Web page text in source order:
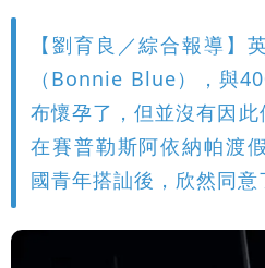
【劉育良／綜合報導】
（Bonnie Blue），與
布懷孕了，但並沒有因
在賽普勒斯阿依納帕渡
國青年搭訕後，欣然同意